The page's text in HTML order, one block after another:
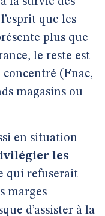
que les
plus que
le reste est
(Fnac,
magasins ou
en situation
les
qui refuserait
marges
d’assister à la